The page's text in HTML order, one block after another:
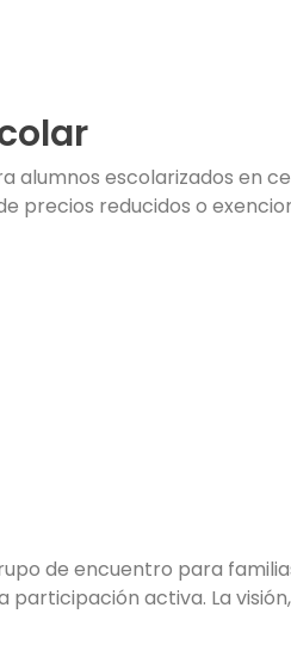
alumnos escolarizados en
precios reducidos o
de encuentro para
activa. La